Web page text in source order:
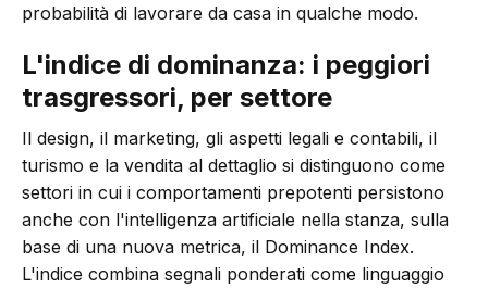
probabilità di lavorare da casa in qualche modo.
L'indice di dominanza: i peggiori
trasgressori, per settore
Il design, il marketing, gli aspetti legali e contabili, il
turismo e la vendita al dettaglio si distinguono come
settori in cui i comportamenti prepotenti persistono
anche con l'intelligenza artificiale nella stanza, sulla
base di una nuova metrica, il Dominance Index.
L'indice combina segnali ponderati come linguaggio